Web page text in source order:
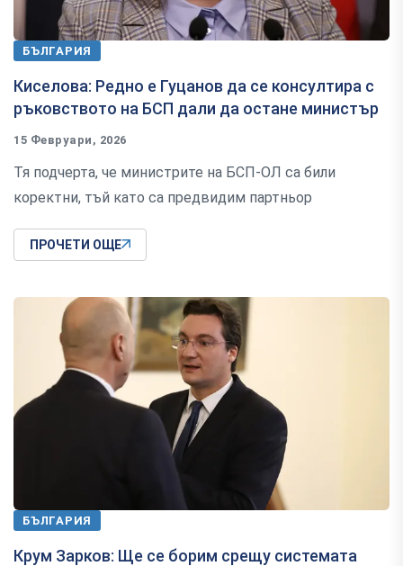
БЪЛГАРИЯ
Киселова: Редно е Гуцанов да се консултира с
ръковството на БСП дали да остане министър
15 Февруари, 2026
Тя подчерта, че министрите на БСП-ОЛ са били
коректни, тъй като са предвидим партньор
ПРОЧЕТИ ОЩЕ
БЪЛГАРИЯ
Крум Зарков: Ще се борим срещу системата